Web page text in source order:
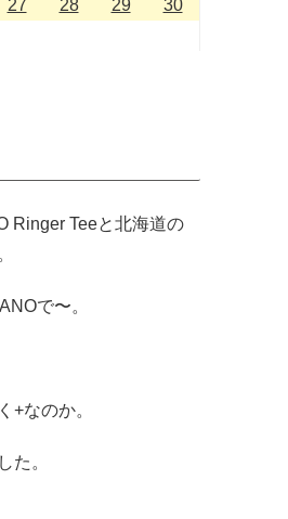
27 28 29
30
Ringer Teeと北海道の
で〜。
+なのか。
た。